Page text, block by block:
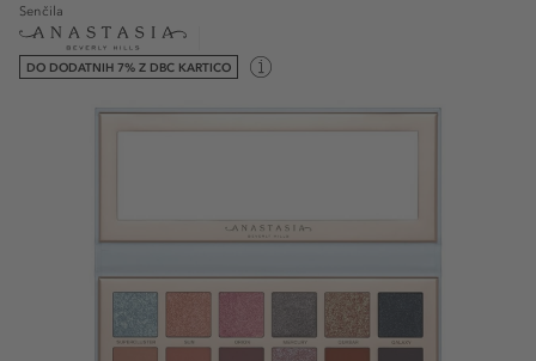
Senčila
DO DODATNIH 7% Z DBC KARTICO